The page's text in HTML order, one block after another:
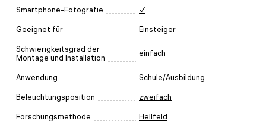
Smartphone-Fotografie ✓
Geeignet für Einsteiger
Schwierigkeitsgrad der
Montage und Installation
einfach
Anwendung Schule/Ausbildung
Beleuchtungsposition zweifach
Forschungsmethode Hellfeld